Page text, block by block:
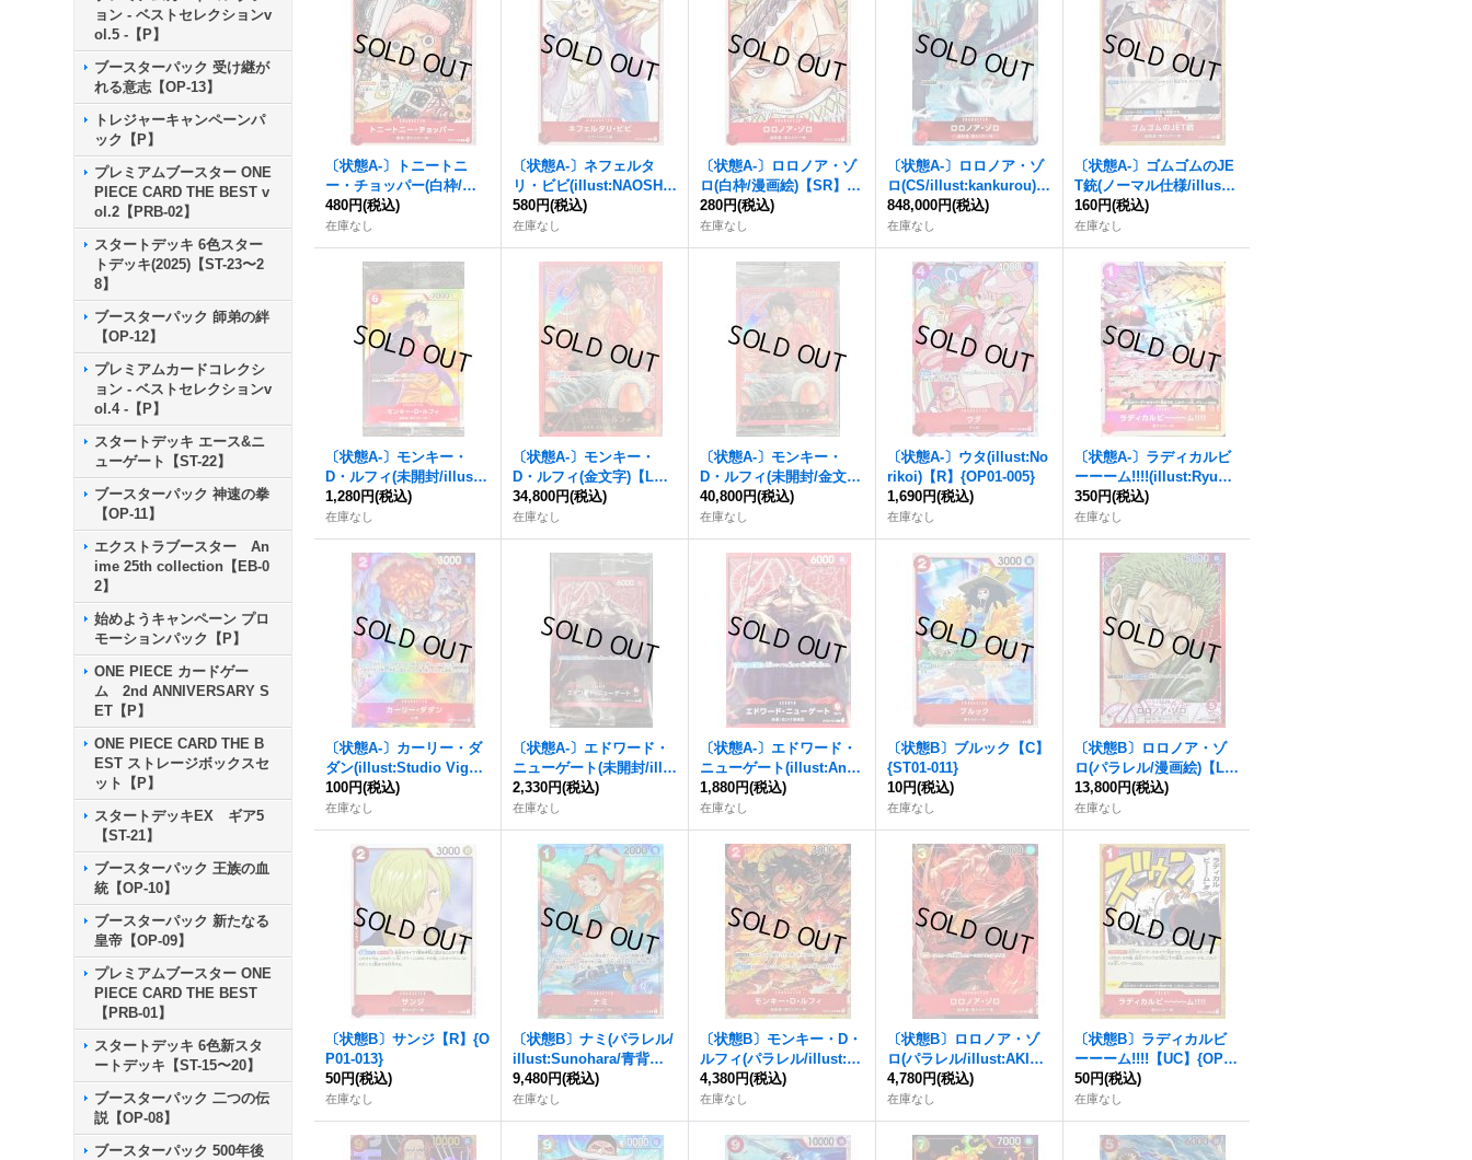
ョン - ベストセレクションv
ol.5 -【P】
ブースターパック 受け継が
れる意志【OP-13】
トレジャーキャンペーンパ
ック【P】
プレミアムブースター ONE
PIECE CARD THE BEST v
ol.2【PRB-02】
スタートデッキ 6色スター
トデッキ(2025)【ST-23〜2
8】
ブースターパック 師弟の絆
【OP-12】
プレミアムカードコレクシ
ョン - ベストセレクションv
ol.4 -【P】
スタートデッキ エース&ニ
ューゲート【ST-22】
ブースターパック 神速の拳
【OP-11】
エクストラブースター An
ime 25th collection【EB-0
2】
始めようキャンペーン プロ
モーションパック【P】
ONE PIECE カードゲー
ム 2nd ANNIVERSARY S
ET【P】
ONE PIECE CARD THE B
EST ストレージボックスセ
ット【P】
スタートデッキEX ギア5
【ST-21】
ブースターパック 王族の血
統【OP-10】
ブースターパック 新たなる
皇帝【OP-09】
プレミアムブースター ONE
PIECE CARD THE BEST
【PRB-01】
スタートデッキ 6色新スタ
ートデッキ【ST-15〜20】
ブースターパック 二つの伝
説【OP-08】
ブースターパック 500年後
〔状態A-〕トニートニ
ー・チョッパー(白枠/漫
画絵)【C】{ST01-006}
480円(税込)
在庫なし
〔状態A-〕ネフェルタ
リ・ビビ(illust:NAOSHI
KOMI)【C】{ST01-009}
580円(税込)
在庫なし
〔状態A-〕ロロノア・ゾ
ロ(白枠/漫画絵)【SR】{S
T01-013}
280円(税込)
在庫なし
〔状態A-〕ロロノア・ゾ
ロ(CS/illust:kankurou)
【SR】{ST01-013}
848,000円(税込)
在庫なし
〔状態A-〕ゴムゴムのJE
T銃(ノーマル仕様/illust:
Makitoshi)【C】{ST01-0
15}
160円(税込)
在庫なし
〔状態A-〕モンキー・
D・ルフィ(未開封/illust:t
asaka)【P】{P-001}
1,280円(税込)
在庫なし
〔状態A-〕モンキー・
D・ルフィ(金文字)【L】
{ST01-001}
34,800円(税込)
在庫なし
〔状態A-〕モンキー・
D・ルフィ(未開封/金文
字)【L】{ST01-001}
40,800円(税込)
在庫なし
〔状態A-〕ウタ(illust:No
rikoi)【R】{OP01-005}
1,690円(税込)
在庫なし
〔状態A-〕ラディカルビ
ーーーム!!!!(illust:Ryuda)
【UC】{OP01-029}
350円(税込)
在庫なし
〔状態A-〕カーリー・ダ
ダン(illust:Studio Vigor
Co.Ltd)【UC】{OP02-00
5}
100円(税込)
在庫なし
〔状態A-〕エドワード・
ニューゲート(未開封/illu
st:Anderson)【L】{OP0
2-001}
2,330円(税込)
在庫なし
〔状態A-〕エドワード・
ニューゲート(illust:Ande
rson)【L】{OP02-001}
1,880円(税込)
在庫なし
〔状態B〕ブルック【C】
{ST01-011}
10円(税込)
在庫なし
〔状態B〕ロロノア・ゾ
ロ(パラレル/漫画絵)【L/
P】{OP01-001}
13,800円(税込)
在庫なし
〔状態B〕サンジ【R】{O
P01-013}
50円(税込)
在庫なし
〔状態B〕ナミ(パラレル/
illust:Sunohara/青背景/
ウィンク)【R/P】{OP01-
016}
9,480円(税込)
在庫なし
〔状態B〕モンキー・D・
ルフィ(パラレル/illust:K
Akagishi)【SR/P】{OP0
1-024}
4,380円(税込)
在庫なし
〔状態B〕ロロノア・ゾ
ロ(パラレル/illust:AKIRA
EGAWA)【SR/P】{OP01-
025}
4,780円(税込)
在庫なし
〔状態B〕ラディカルビ
ーーーム!!!!【UC】{OP01
-029}
50円(税込)
在庫なし